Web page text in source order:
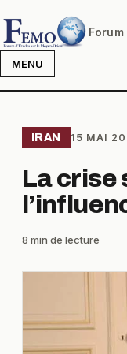
MENU
IRAN 15 MAI
La crise
8 min de lecture